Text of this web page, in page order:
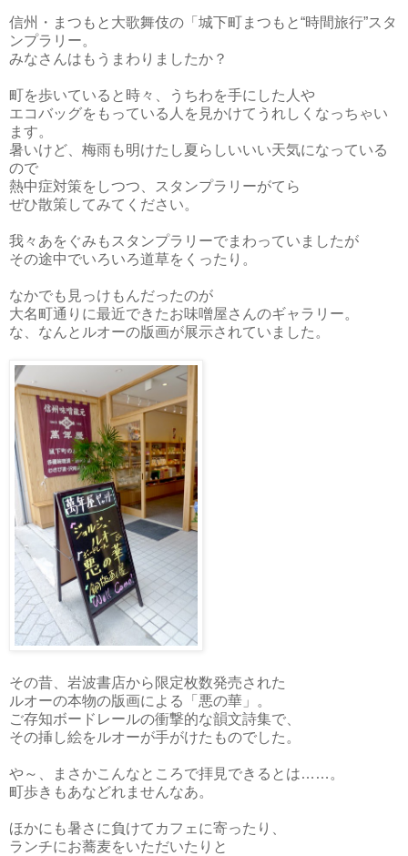
信州・まつもと大歌舞伎の「城下町まつもと“時間旅行”スタ
ンプラリー。
みなさんはもうまわりましたか？
町を歩いていると時々、うちわを手にした人や
エコバッグをもっている人を見かけてうれしくなっちゃい
ます。
暑いけど、梅雨も明けたし夏らしいいい天気になっている
ので
熱中症対策をしつつ、スタンプラリーがてら
ぜひ散策してみてください。
我々あをぐみもスタンプラリーでまわっていましたが
その途中でいろいろ道草をくったり。
なかでも見っけもんだったのが
大名町通りに最近できたお味噌屋さんのギャラリー。
な、なんとルオーの版画が展示されていました。
その昔、岩波書店から限定枚数発売された
ルオーの本物の版画による「悪の華」。
ご存知ボードレールの衝撃的な韻文詩集で、
その挿し絵をルオーが手がけたものでした。
や～、まさかこんなところで拝見できるとは……。
町歩きもあなどれませんなあ。
ほかにも暑さに負けてカフェに寄ったり、
ランチにお蕎麦をいただいたりと